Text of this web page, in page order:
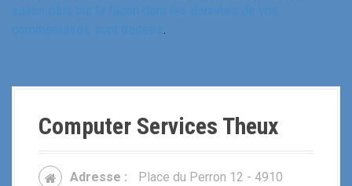
.
Computer Services Theux
Adresse :
Place du Perron 12 - 4910